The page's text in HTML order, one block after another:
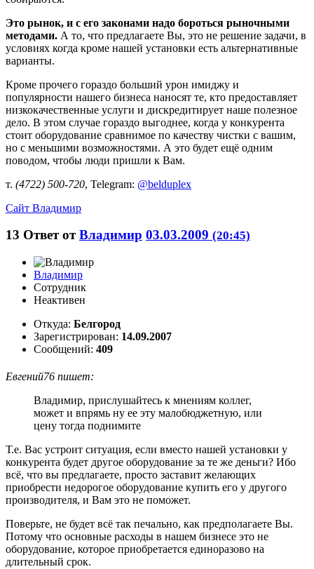
Это рынок, и с его законами надо бороться рыночными
методами. А то, что предлагаете Вы, это не решение задачи, в
условиях когда кроме нашей установки есть альтернативные
варианты.
Кроме прочего гораздо больший урон имиджу и
популярности нашего бизнеса наносят те, кто предоставляет
низкокачественные услуги и дискредитирует наше полезное
дело. В этом случае гораздо выгоднее, когда у конкурента
стоит оборудование сравнимое по качеству чистки с вашим,
но с меньшими возможностями. А это будет ещё одним
поводом, чтобы люди пришли к Вам.
т. (4722) 500-720, Telegram: @belduplex
Сайт Владимир
13 Ответ отВладимир 03.03.2009 (20:45)
Владимир
Сотрудник
Неактивен
Откуда: Белгород
Зарегистрирован: 14.09.2007
Сообщений: 409
Евгений76 пишет:
Владимир, прислушайтесь к мнениям коллег,
может и впрямь ну ее эту малобюджетную, или
цену тогда поднимите
Т.е. Вас устроит ситуация, если вместо нашей установки у
конкурента будет другое оборудование за те же деньги? Ибо
всё, что вы предлагаете, просто заставит желающих
приобрести недорогое оборудование купить его у другого
производителя, и Вам это не поможет.
Поверьте, не будет всё так печально, как предполагаете Вы.
Потому что основные расходы в нашем бизнесе это не
оборудование, которое приобретается единоразово на
длительный срок.